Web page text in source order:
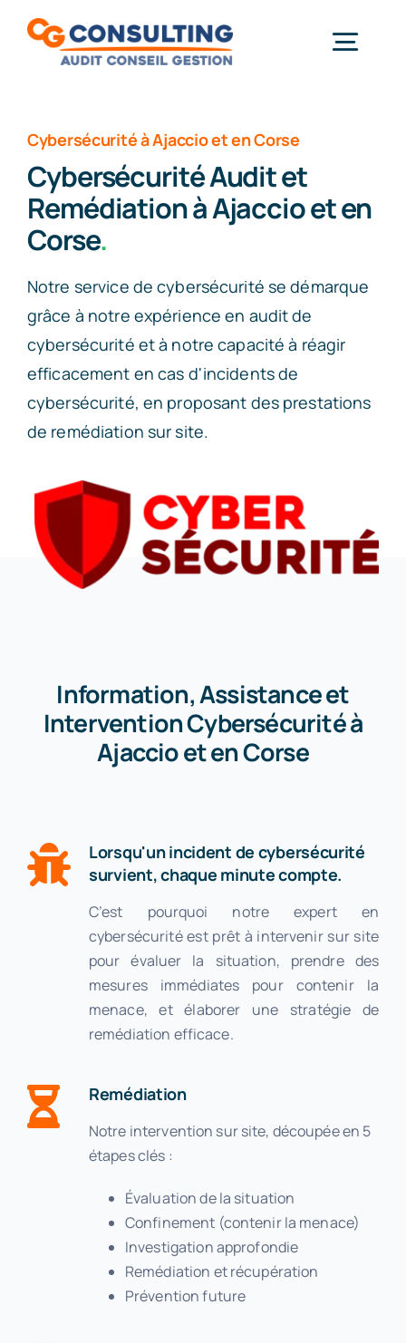
Démarche RSE
Actualités
Formations
Contact
À propos
Cybersécurité à Ajaccio et en Corse
Cybersécurité Audit et
Remédiation à Ajaccio et en
Corse.
Notre service de cybersécurité se démarque
grâce à notre expérience en audit de
cybersécurité et à notre capacité à réagir
efficacement en cas d'incidents de
cybersécurité, en proposant des prestations
de remédiation sur site.
Information, Assistance et
Intervention Cybersécurité à
Ajaccio et en Corse
Lorsqu'un incident de cybersécurité
survient, chaque minute compte.
C’est pourquoi notre expert en
cybersécurité est prêt à intervenir sur site
pour évaluer la situation, prendre des
mesures immédiates pour contenir la
menace, et élaborer une stratégie de
remédiation efficace.
Remédiation
Notre intervention sur site, découpée en 5
étapes clés :
Évaluation de la situation
Confinement (contenir la menace)
Investigation approfondie
Remédiation et récupération
Prévention future